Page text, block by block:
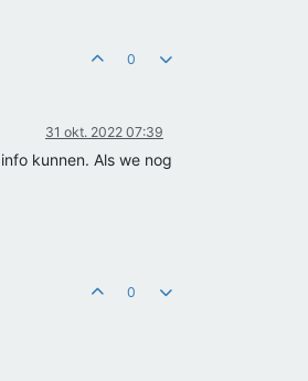
0
31 okt. 2022 07:39
kunnen. Als we nog
0